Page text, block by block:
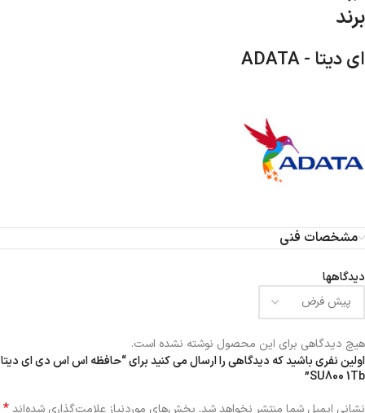
برند
ای دیتا - ADATA
مشخصات فنی
دیدگاهها
هیچ دیدگاهی برای این محصول نوشته نشده است.
اولین نفری باشید که دیدگاهی را ارسال می کنید برای “حافظه اس اس دی ای دیتا
SU800 1Tb”
نشانی ایمیل شما منتشر نخواهد شد. بخش‌های موردنیاز علامت‌گذاری شده‌اند*